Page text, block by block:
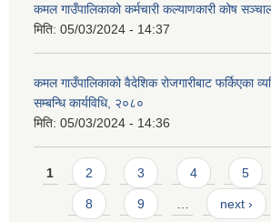
कमल गाउँपालिकाको कर्मचारी कल्याणकारी कोष
मिति: 05/03/2024 - 14:37
कमल गाउँपालिकाको वैदेशिक रोजगारीबाट फर्किएका
सम्बन्धि कार्यविधि, २०८०
मिति: 05/03/2024 - 14:36
Pages
1 2 3 4 5
8 9 next ›